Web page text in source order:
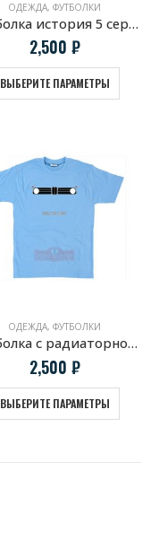
ОДЕЖДА, ФУТБОЛКИ
Футболка история 5 серии BMW
2,500 ₽
ВЫБЕРИТЕ ПАРАМЕТРЫ
ОДЕЖДА, ФУТБОЛКИ
Футболка с радиаторной решеткой BMW 2002
2,500 ₽
ВЫБЕРИТЕ ПАРАМЕТРЫ